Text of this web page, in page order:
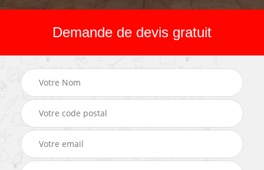
Demande de devis gratuit